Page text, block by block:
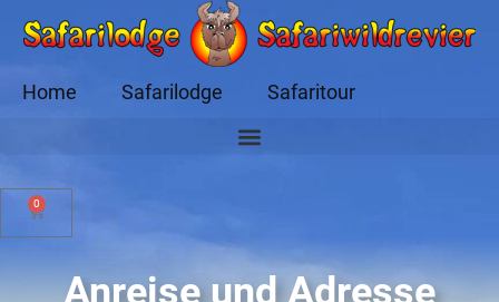
Home Safarilodge Safaritour
0
Anreise und Adresse